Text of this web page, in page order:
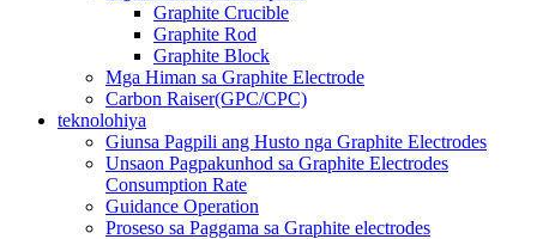
Graphite Crucible
Graphite Rod
Graphite Block
Mga Himan sa Graphite Electrode
Carbon Raiser(GPC/CPC)
teknolohiya
Giunsa Pagpili ang Husto nga Graphite Electrodes
Unsaon Pagpakunhod sa Graphite Electrodes
Consumption Rate
Guidance Operation
Proseso sa Paggama sa Graphite electrodes